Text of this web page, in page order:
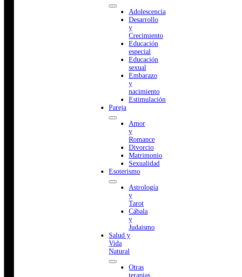
Adolescencia
Desarrollo
y
Crecimiento
Educación
especial
Educación
sexual
Embarazo
y
nacimiento
Estimulación
Pareja
Amor
y
Romance
Divorcio
Matrimonio
Sexualidad
Esoterismo
Astrología
y
Tarot
Cábala
y
Judaismo
Salud y
Vida
Natural
Otras
terapias